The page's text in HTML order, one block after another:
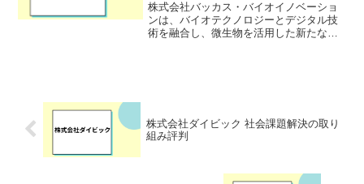
株式会社バッカス・バイオイノベーショ
ンは、バイオテクノロジーとデジタル技
術を融合し、微生物を活用した新たな物
株式会社ダイビック 社会課題解決の取り
組み評判